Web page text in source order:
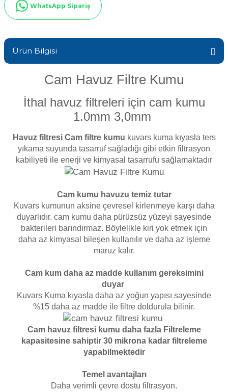
Gemaş Havuz
Wtr Havuz
Wtr Havuz Kimyasalları Setleri
Ayak Dezenfektanı
Kalsiyum Hipoklorit
Süper Pool
Tuz
Havuz Vana
Havuz
Bahçe Süs Havuzu
Endüstriyel Blower
Bahçe Havuz
Havuz Robotu Yedek
WhatsApp Sipariş
Ürün Bilgisi
Cam Havuz Filtre Kumu
İthal havuz filtreleri için cam kumu
1.0mm 3,0mm
Havuz filtresiCam filtre kumu kuvars kuma kıyasla ters
yıkama suyunda tasarruf sağladığı gibi etkin filtrasyon
kabiliyeti ile enerji ve kimyasal tasarrufu sağlamaktadır
Cam kumu havuzu temiz tutar
Kuvars kumunun aksine çevresel kirlenmeye karşı daha
duyarlıdır. cam kumu daha pürüzsüz yüzeyi sayesinde
bakterileri barındırmaz. Böylelikle kiri yok etmek için
daha az kimyasal bileşen kullanılır ve daha az işleme
maruz kalır.
Cam kum daha az madde kullanım gereksimini
duyar
Kuvars Kuma kıyasla daha az yoğun yapısı sayesinde
%15 daha az madde ile filtre doldurula bilinir.
Cam havuz filtresi kumu daha fazla Filtreleme
kapasitesine sahiptir 30 mikrona kadar filtreleme
yapabilmektedir
Temel avantajları
Daha verimli çevre dostu filtrasyon.